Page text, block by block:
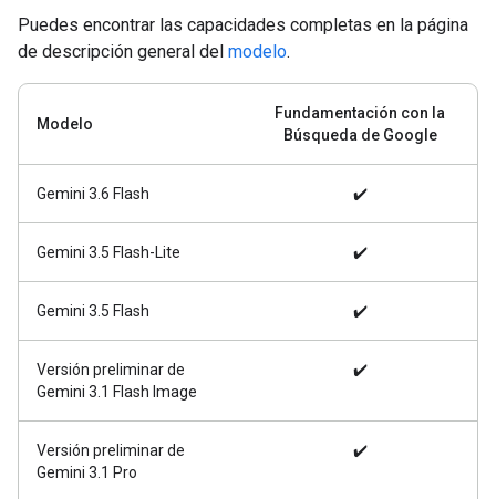
Puedes encontrar las capacidades completas en la página
de descripción general del modelo.
Modelo
Fundamentación con la
Búsqueda de Google
Gemini 3.6 Flash ✔️
Gemini 3.5 Flash-Lite ✔️
Gemini 3.5 Flash ✔️
Versión preliminar de
Gemini 3.1 Flash Image
✔️
Versión preliminar de
Gemini 3.1 Pro
✔️